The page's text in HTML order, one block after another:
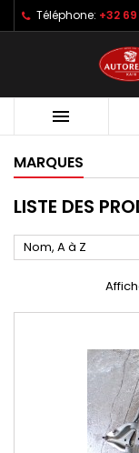
Téléphone: +32

MARQUES
LISTE DES
Nom, A à Z